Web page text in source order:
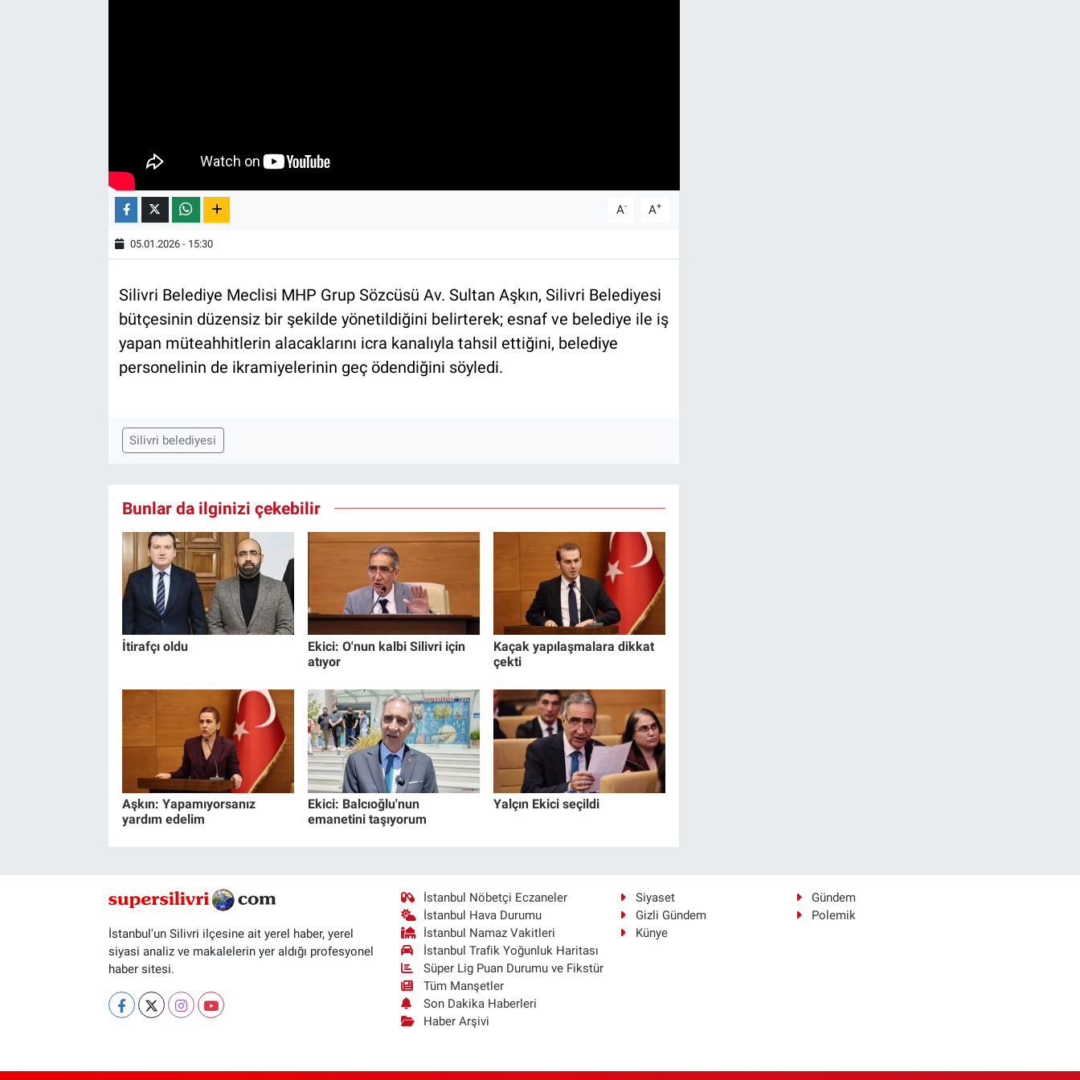
A- A+
05.01.2026 - 15:30
Silivri Belediye Meclisi MHP Grup Sözcüsü Av. Sultan Aşkın, Silivri Belediyesi
bütçesinin düzensiz bir şekilde yönetildiğini belirterek; esnaf ve belediye ile iş
yapan müteahhitlerin alacaklarını icra kanalıyla tahsil ettiğini, belediye
personelinin de ikramiyelerinin geç ödendiğini söyledi.
Silivri belediyesi
Bunlar da ilginizi çekebilir
İtirafçı oldu
Ekici: O'nun kalbi Silivri için
atıyor
Kaçak yapılaşmalara dikkat
çekti
Aşkın: Yapamıyorsanız
yardım edelim
Ekici: Balcıoğlu'nun
emanetini taşıyorum
Yalçın Ekici seçildi
İstanbul'un Silivri ilçesine ait yerel haber, yerel
siyasi analiz ve makalelerin yer aldığı profesyonel
haber sitesi.
İstanbul Nöbetçi Eczaneler
İstanbul Hava Durumu
İstanbul Namaz Vakitleri
İstanbul Trafik Yoğunluk Haritası
Süper Lig Puan Durumu ve Fikstür
Tüm Manşetler
Son Dakika Haberleri
Haber Arşivi
Siyaset
Gündem
Gizli Gündem
Polemik
Künye